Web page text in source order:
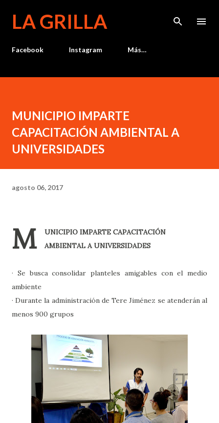
LA GRILLA
Facebook Instagram Más…
MUNICIPIO IMPARTE
CAPACITACIÓN AMBIENTAL A
UNIVERSIDADES
agosto 06, 2017
M
UNICIPIO IMPARTE CAPACITACIÓN
AMBIENTAL A UNIVERSIDADES
· Se busca consolidar planteles amigables con el medio
ambiente
· Durante la administración de Tere Jiménez se atenderán al
menos 900 grupos